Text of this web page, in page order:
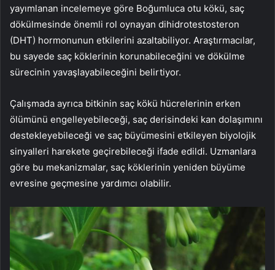
yayımlanan incelemeye göre Boğumluca otu kökü, saç
dökülmesinde önemli rol oynayan dihidrotestosteron
(DHT) hormonunun etkilerini azaltabiliyor. Araştırmacılar,
bu sayede saç köklerinin korunabileceğini ve dökülme
sürecinin yavaşlayabileceğini belirtiyor.
Çalışmada ayrıca bitkinin saç kökü hücrelerinin erken
ölümünü engelleyebileceği, saç derisindeki kan dolaşımını
destekleyebileceği ve saç büyümesini etkileyen biyolojik
sinyalleri harekete geçirebileceği ifade edildi. Uzmanlara
göre bu mekanizmalar, saç köklerinin yeniden büyüme
evresine geçmesine yardımcı olabilir.